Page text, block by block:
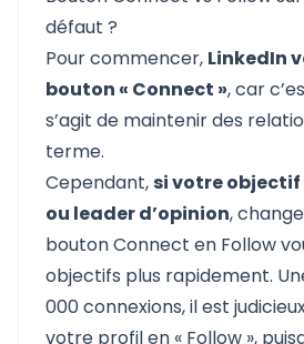
défaut ?
Pour commencer, LinkedIn
bouton « Connect », car
s’agit de maintenir des
terme.
Cependant,si votre
ou leader d’opinion,
bouton Connect en Follow
objectifs plus rapidement.
000 connexions, il est
votre profil en « Follow »,